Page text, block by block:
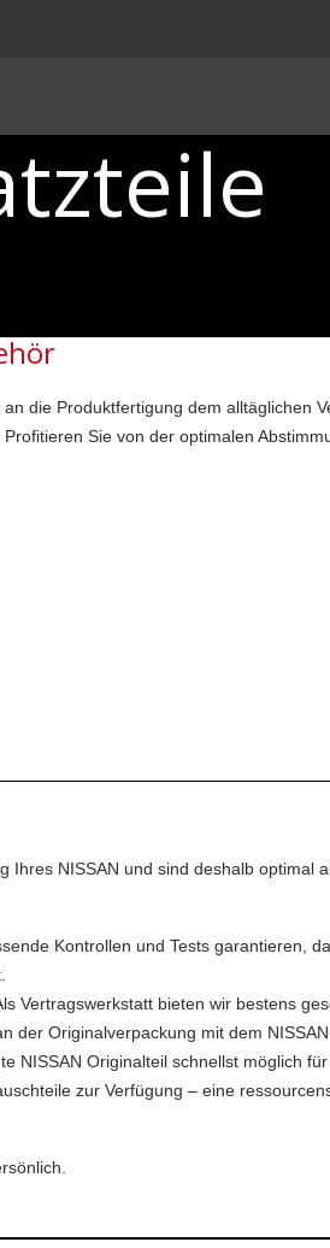
die Produktfertigung dem alltäglichen
Sie von der optimalen
Ihres NISSAN und sind deshalb
Kontrollen und Tests garantieren,
Vertragswerkstatt bieten wir bestens
der Originalverpackung mit dem NISSAN
NISSAN Originalteil schnellst möglich
zur Verfügung – eine